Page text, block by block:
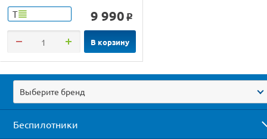
Т 9 990 o
В корзину
Выберите бренд
Беспилотники